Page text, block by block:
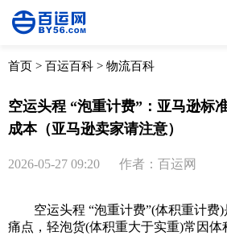
全部 物流资讯
取消
首页 > 百运百科 > 物流百科
空运头程 “泡重计费”：亚马逊标
成本（亚马逊卖家请注意）
2026-05-27 09:20 作者：百运网
空运头程 “泡重计费”(体积重计费)
痛点，轻泡货(体积重大于实重)常因体